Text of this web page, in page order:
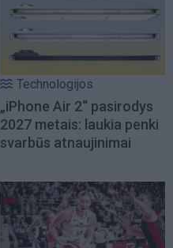
Technologijos
„iPhone Air 2“ pasirodys
2027 metais: laukia penki
svarbūs atnaujinimai